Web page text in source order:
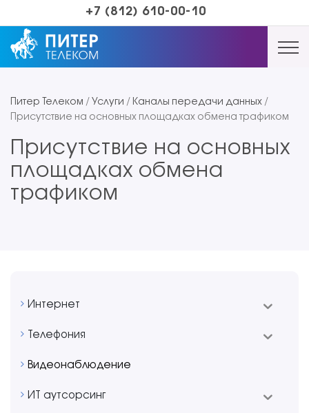
+7 (812) 610-00-10
Питер Телеком / Услуги / Каналы передачи данных /
Присутствие на основных площадках обмена трафиком
Присутствие на основных
площадках обмена
трафиком
Интернет
Телефония
Видеонаблюдение
ИТ aутсорсинг